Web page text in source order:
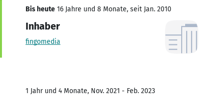
Bis heute 16 Jahre und 8 Monate, seit Jan. 2010
Inhaber
fingomedia
1 Jahr und 4 Monate, Nov. 2021 - Feb. 2023